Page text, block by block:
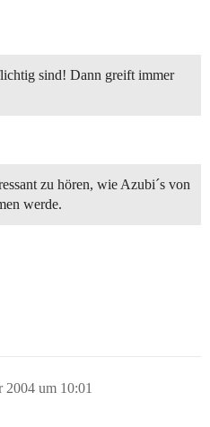
sind! Dann greift immer
zu hören, wie Azubi´s von
werde.
2004 um 10:01